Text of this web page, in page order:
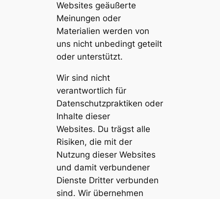
Websites geäußerte
Meinungen oder
Materialien werden von
uns nicht unbedingt geteilt
oder unterstützt.
Wir sind nicht
verantwortlich für
Datenschutzpraktiken oder
Inhalte dieser
Websites. Du trägst alle
Risiken, die mit der
Nutzung dieser Websites
und damit verbundener
Dienste Dritter verbunden
sind. Wir übernehmen